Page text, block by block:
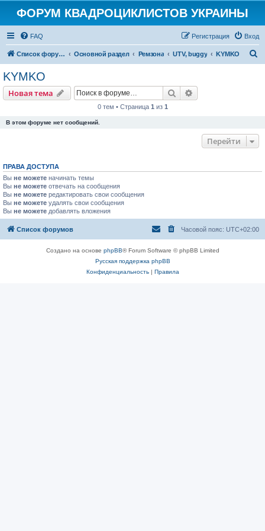
ФОРУМ КВАДРОЦИКЛИСТОВ УКРАИНЫ
FAQ Вход
Регистрация
Список форумов Основной раздел Ремзона UTV, buggy KYMKO
KYMKO
Новая тема Поиск
0 тем • Страница 1 из 1
В этом форуме нет сообщений.
Перейти
ПРАВА ДОСТУПА
Вы не можете начинать темы
Вы не можете отвечать на сообщения
Вы не можете редактировать свои сообщения
Вы не можете удалять свои сообщения
Вы не можете добавлять вложения
Список форумов Часовой пояс: UTC+02:00
Создано на основе phpBB® Forum Software © phpBB Limited
Русская поддержка phpBB
Конфиденциальность| Правила